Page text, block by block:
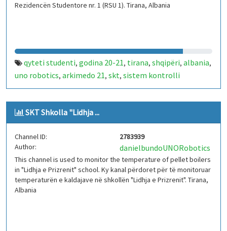
Rezidencën Studentore nr. 1 (RSU 1). Tirana, Albania
qyteti studenti, godina 20-21, tirana, shqipëri, albania,
uno robotics, arkimedo 21, skt, sistem kontrolli
temperature,iot,arduino,kaldajë,chiller,rsu 1
SKT Shkolla "Lidhja ...
Channel ID:
2783939
Author:
danielbundoUNORobotics
This channel is used to monitor the temperature of pellet boilers
in "Lidhja e Prizrenit" school. Ky kanal përdoret për të monitoruar
temperaturën e kaldajave në shkollën "Lidhja e Prizrenit". Tirana,
Albania